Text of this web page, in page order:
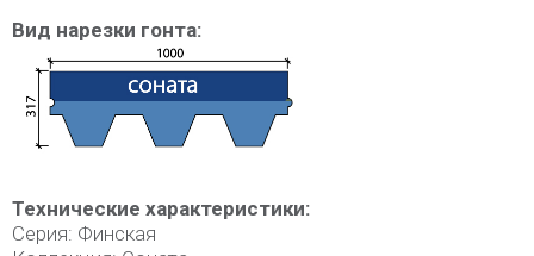
Вид нарезки гонта:
Технические характеристики:
Серия: Финская